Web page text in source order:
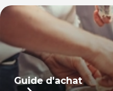
Guide d'achat